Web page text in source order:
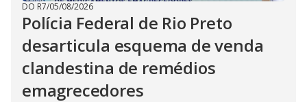
DO R7/05/08/2026
Polícia Federal de Rio Preto
desarticula esquema de venda
clandestina de remédios
emagrecedores